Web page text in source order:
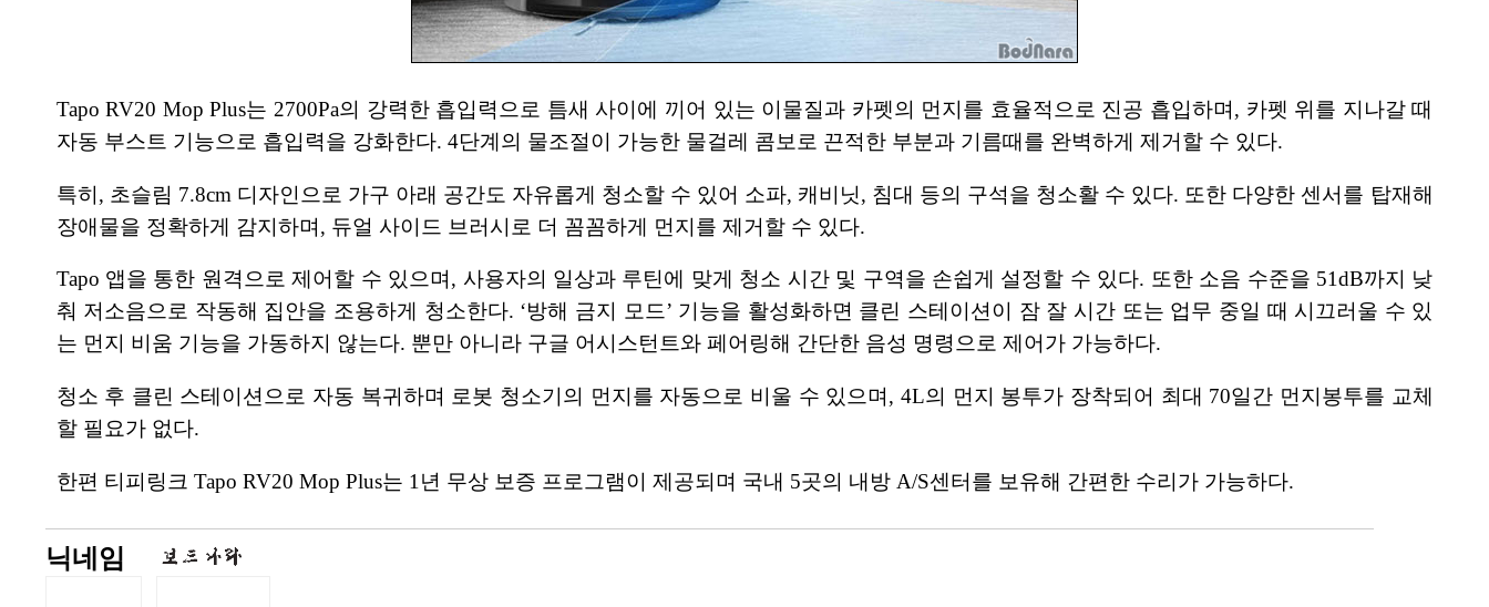
Tapo RV20 Mop Plus는 2700Pa의 강력한 흡입력으로 틈새 사이에 끼어 있는 이물질과 카펫의 먼지를 효율적으로 진공 흡입하며, 카펫 위를 지나갈 때
자동 부스트 기능으로 흡입력을 강화한다. 4단계의 물조절이 가능한 물걸레 콤보로 끈적한 부분과 기름때를 완벽하게 제거할 수 있다.
특히, 초슬림 7.8cm 디자인으로 가구 아래 공간도 자유롭게 청소할 수 있어 소파, 캐비닛, 침대 등의 구석을 청소활 수 있다. 또한 다양한 센서를 탑재해
장애물을 정확하게 감지하며, 듀얼 사이드 브러시로 더 꼼꼼하게 먼지를 제거할 수 있다.
Tapo 앱을 통한 원격으로 제어할 수 있으며, 사용자의 일상과 루틴에 맞게 청소 시간 및 구역을 손쉽게 설정할 수 있다. 또한 소음 수준을 51dB까지 낮
춰 저소음으로 작동해 집안을 조용하게 청소한다. ‘방해 금지 모드’ 기능을 활성화하면 클린 스테이션이 잠 잘 시간 또는 업무 중일 때 시끄러울 수 있
는 먼지 비움 기능을 가동하지 않는다. 뿐만 아니라 구글 어시스턴트와 페어링해 간단한 음성 명령으로 제어가 가능하다.
청소 후 클린 스테이션으로 자동 복귀하며 로봇 청소기의 먼지를 자동으로 비울 수 있으며, 4L의 먼지 봉투가 장착되어 최대 70일간 먼지봉투를 교체
할 필요가 없다.
한편 티피링크 Tapo RV20 Mop Plus는 1년 무상 보증 프로그램이 제공되며 국내 5곳의 내방 A/S센터를 보유해 간편한 수리가 가능하다.
닉네임